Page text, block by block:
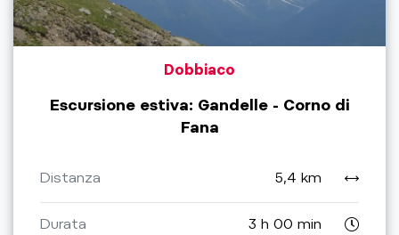
Dobbiaco
Escursione estiva: Gandelle - Corno di
Fana
Distanza 5,4 km
Durata 3 h 00 min